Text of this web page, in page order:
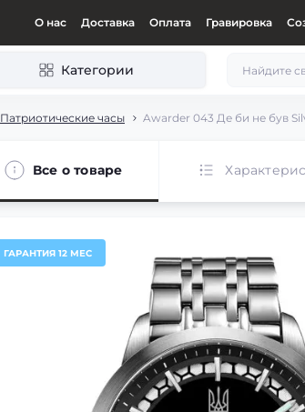
О нас Доставка Оплата Гравировка
Категории
Патриотические часы Awarder 043 Де би не був
Все о товаре
ГАРАНТИЯ 12 МЕС